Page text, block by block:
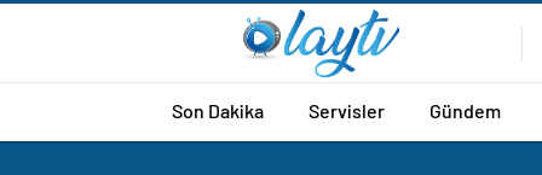
Son Dakika Servisler Gündem